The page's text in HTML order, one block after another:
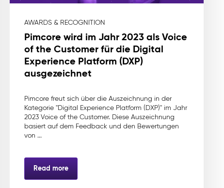
AWARDS & RECOGNITION
Pimcore wird im Jahr 2023 als Voice
of the Customer für die Digital
Experience Platform (DXP)
ausgezeichnet
Pimcore freut sich über die Auszeichnung in der
Kategorie "Digital Experience Platform (DXP)" im Jahr
2023 Voice of the Customer. Diese Auszeichnung
basiert auf dem Feedback und den Bewertungen
von ...
Read more